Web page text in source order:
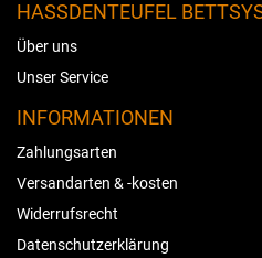
HASSDENTEUFEL
Über uns
Unser Service
INFORMATIONEN
Zahlungsarten
Versandarten & -kosten
Widerrufsrecht
Datenschutzerklärung